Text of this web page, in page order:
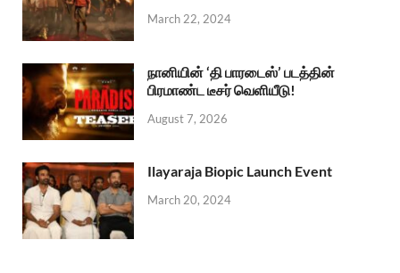
March 22, 2024
நானியின் ‘தி பாரடைஸ்’ படத்தின்
பிரமாண்ட டீசர் வெளியீடு!
August 7, 2026
Ilayaraja Biopic Launch Event
March 20, 2024